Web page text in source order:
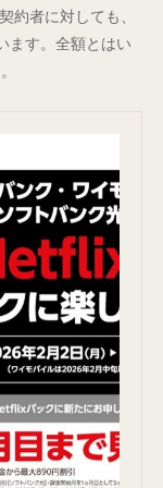
者に対しても、
ます。全額とはい